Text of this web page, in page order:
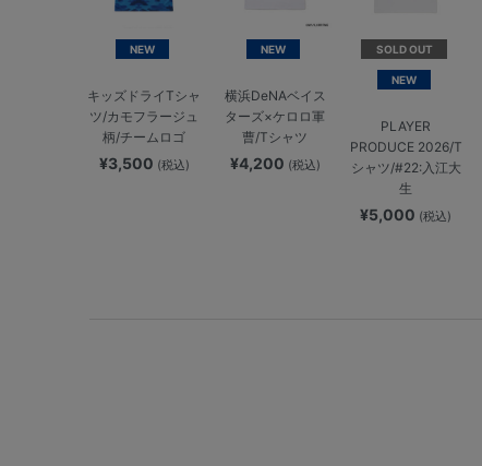
NEW
キッズドライTシャ
ツ/カモフラージュ
柄/チームロゴ
¥3,500 (税込)
NEW
横浜DeNAベイス
ターズ×ケロロ軍
曹/Tシャツ
¥4,200 (税込)
SOLD OUT
NEW
PLAYER
PRODUCE 2026/T
シャツ/#22:入江大
生
¥5,000 (税込)